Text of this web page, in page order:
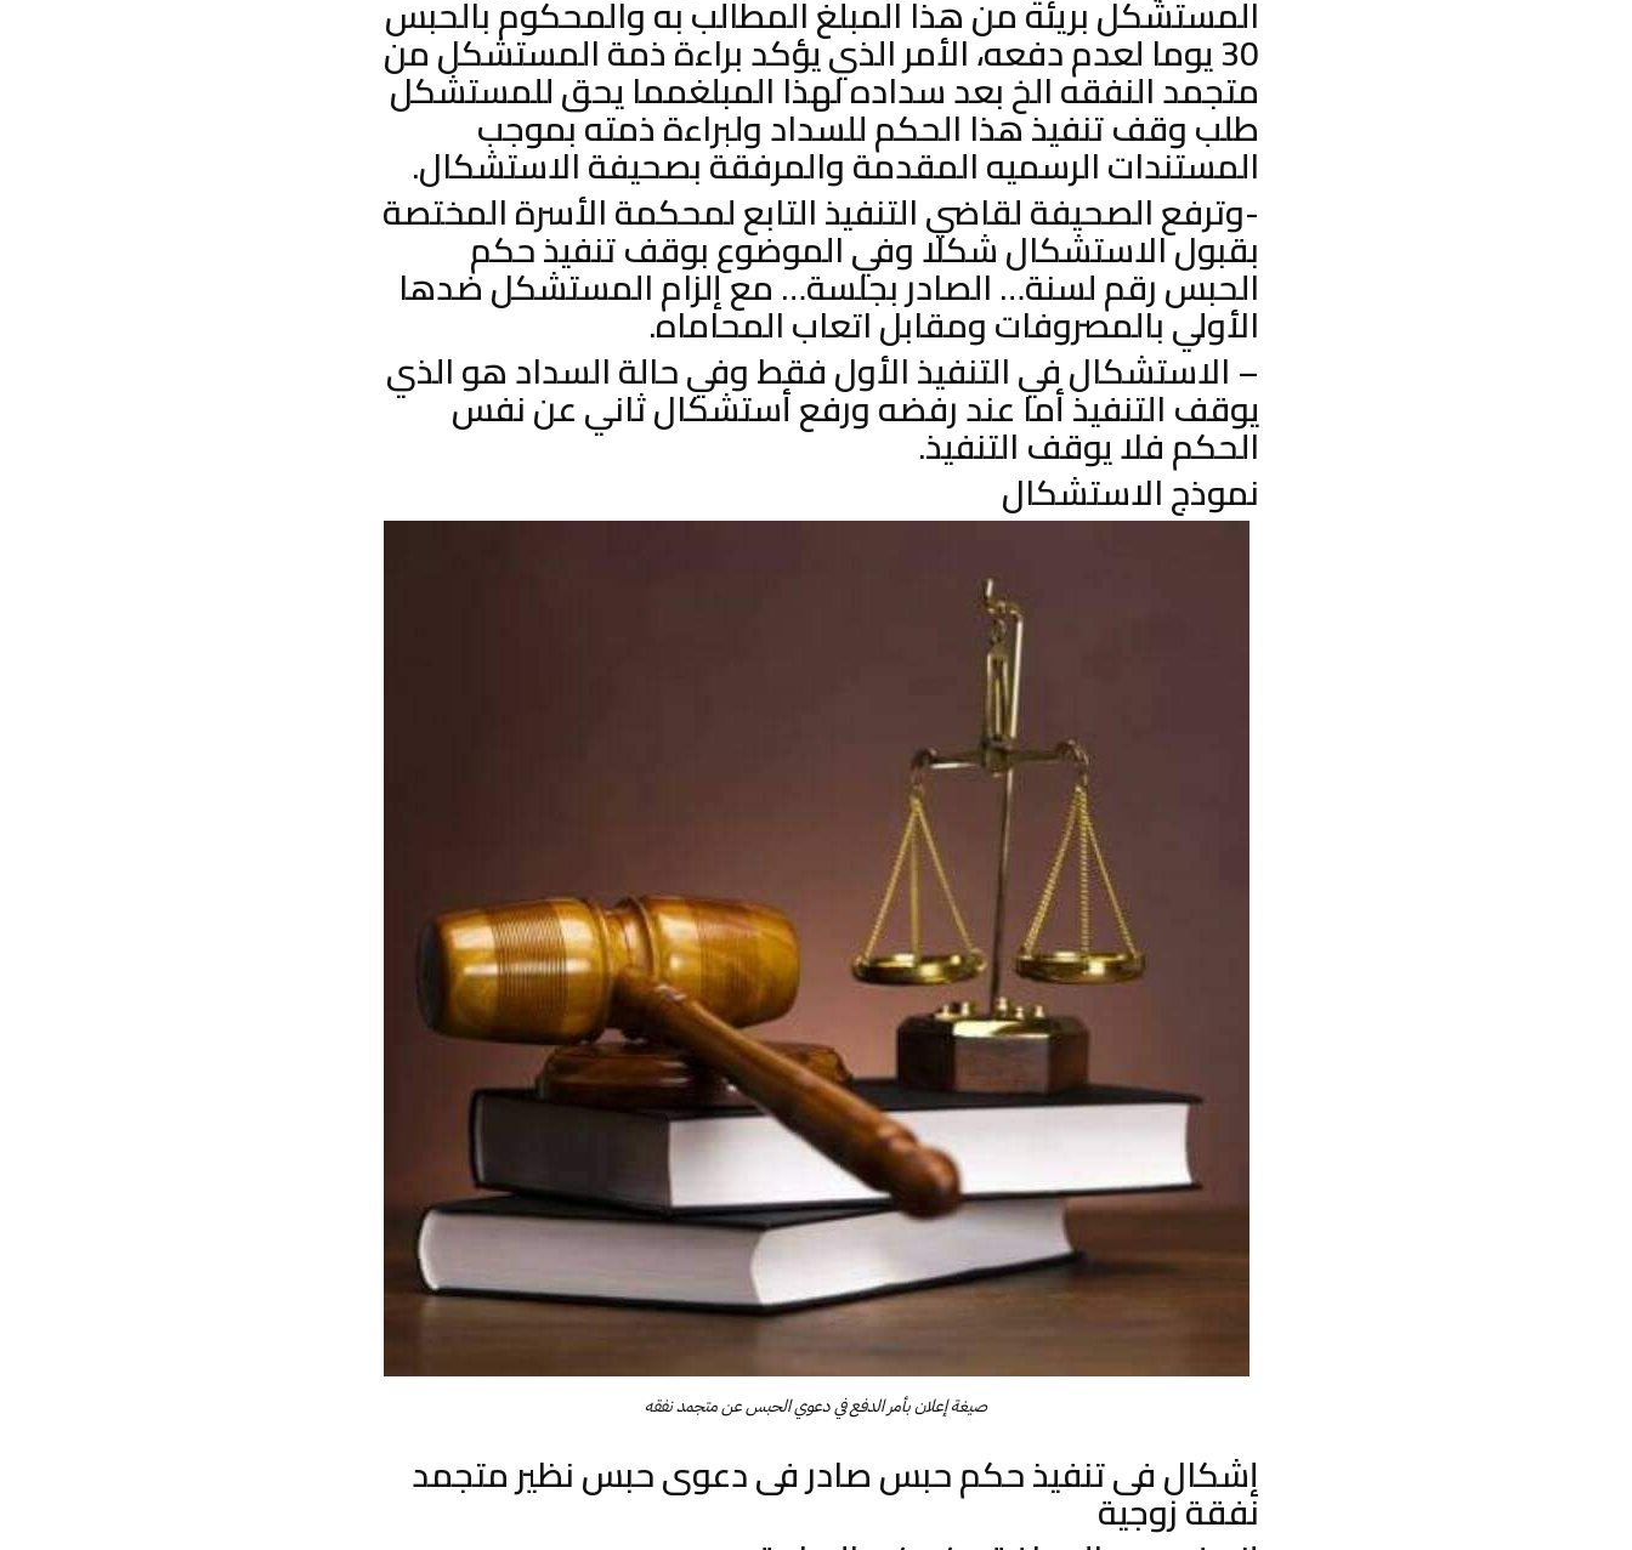
المستشكل بريئه من هذا المبلغ المطالب به والمحكوم بالحبس
30 يوما لعدم دفعه، الأمر الذي يؤكد براءة ذمة المستشكل من
متجمد النفقه الخ بعد سداده لهذا المبلغمما يحق للمستشكل
طلب وقف تنفيذ هذا الحكم للسداد ولبراءة ذمته بموجب
المستندات الرسميه المقدمة والمرفقة بصحيفة الاستشكال.
-وترفع الصحيفة لقاضي التنفيذ التابع لمحكمة الأسرة المختصة
بقبول الاستشكال شكلا وفي الموضوع بوقف تنفيذ حكم
الحبس رقم لسنة… الصادر بجلسة… مع إلزام المستشكل ضدها
الأولي بالمصروفات ومقابل اتعاب المحاماه.
– الاستشكال في التنفيذ الأول فقط وفي حالة السداد هو الذي
يوقف التنفيذ أما عند رفضه ورفع أستشكال ثاني عن نفس
الحكم فلا يوقف التنفيذ.
نموذج الاستشكال
صيغة إعلان بأمر الدفع في دعوي الحبس عن متجمد نفقه
إشكال فى تنفيذ حكم حبس صادر فى دعوى حبس نظير متجمد
نفقة زوجية